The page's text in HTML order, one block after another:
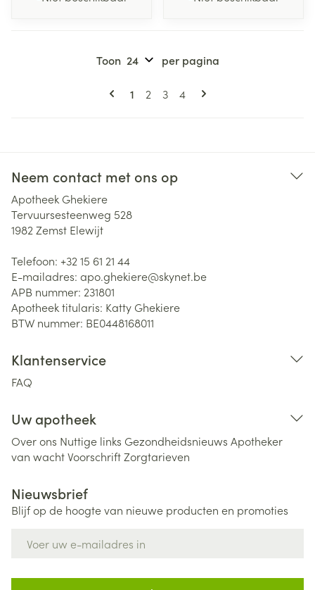
Pagina's
U lees momenteel pagina
1 Pagina
2 Pagina
3 Pagina
4
Toon per pagina
Neem contact met ons op
Apotheek Ghekiere
Tervuursesteenweg 528
1982 Zemst Elewijt
Telefoon: +32 15 61 21 44
E-mailadres: apo.ghekiere@skynet.be
APB nummer: 231801
Apotheek titularis: Katty Ghekiere
BTW nummer: BE0448168011
Klantenservice
FAQ
Uw apotheek
Over ons Nuttige links Gezondheidsnieuws Apotheker
van wachtVoorschriftZorgtarieven
Nieuwsbrief
Blijf op de hoogte van nieuwe producten en promoties